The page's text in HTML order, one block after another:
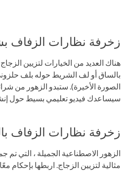
زخرفة نظارات الزفاف
هناك العديد من الخيارات لتزيين
بالساق أو لف الشريط حوله بلف
الصورة الأخيرة). ستبدو الزهور من
سيساعدك فيديو تعليمي بسيط حول
زخرفة نظارات الزفاف
الزهور الاصطناعية الجميلة ، التي تم
مثالية لتزيين الزجاج. اربطها بإحكام